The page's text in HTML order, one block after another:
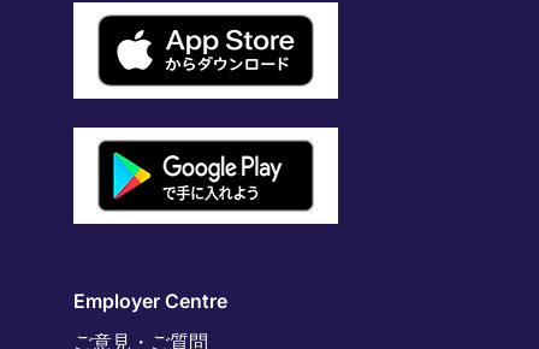
Employer Centre
ご意見・ご質問